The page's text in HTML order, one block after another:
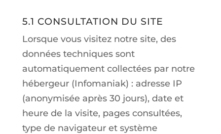
5.1 CONSULTATION DU SITE
Lorsque vous visitez notre site, des
données techniques sont
automatiquement collectées par notre
hébergeur (Infomaniak) : adresse IP
(anonymisée après 30 jours), date et
heure de la visite, pages consultées,
type de navigateur et système